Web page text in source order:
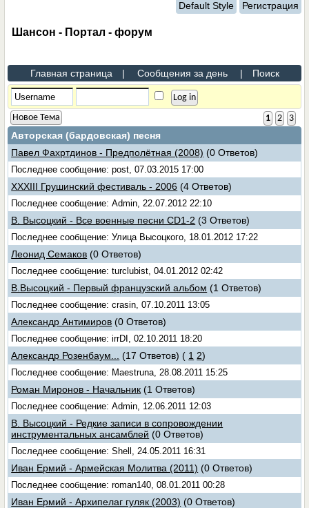
Default Style Регистрация
Шансон - Портал - форум
Главная страница | Сообщения за день | Поиск
1 2 3
Новое Тема
Авторская (бардовская) песня
Павел Фахртдинов - Предполётная (2008) (0 Ответов)
Последнее сообщение: post, 07.03.2015 17:00
XXXIII Грушинский фестиваль - 2006 (4 Ответов)
Последнее сообщение: Admin, 22.07.2012 22:10
В. Высоцкий - Все военные песни CD1-2 (3 Ответов)
Последнее сообщение: Улица Высоцкого, 18.01.2012 17:22
Леонид Семаков (0 Ответов)
Последнее сообщение: turclubist, 04.01.2012 02:42
В.Высоцкий - Первый французский альбом (1 Ответов)
Последнее сообщение: crasin, 07.10.2011 13:05
Александр Антимиров (0 Ответов)
Последнее сообщение: irrDI, 02.10.2011 18:20
Александр Розенбаум... (17 Ответов) ( 1 2)
Последнее сообщение: Maestruna, 28.08.2011 15:25
Роман Миронов - Начальник (1 Ответов)
Последнее сообщение: Admin, 12.06.2011 12:03
В. Высоцкий - Редкие записи в сопровождении
инструментальных ансамблей (0 Ответов)
Последнее сообщение: Shell, 24.05.2011 16:31
Иван Ермий - Армейская Молитва (2011) (0 Ответов)
Последнее сообщение: roman140, 08.01.2011 00:28
Иван Ермий - Архипелаг гуляк (2003) (0 Ответов)